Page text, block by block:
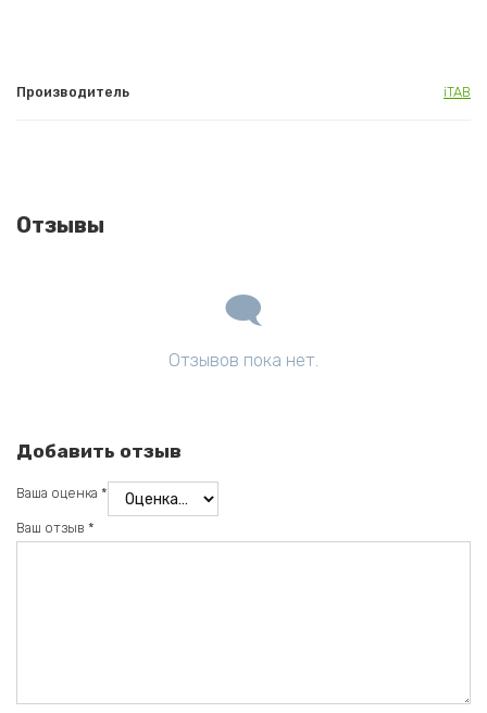
Производитель iTAB
Отзывы
Отзывов пока нет.
Добавить отзыв
Ваша оценка *
Ваш отзыв *